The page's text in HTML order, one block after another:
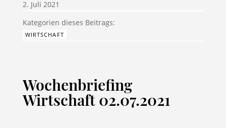
2. Juli 2021
WIRTSCHAFT
Wochenbriefing
Wirtschaft 02.07.2021